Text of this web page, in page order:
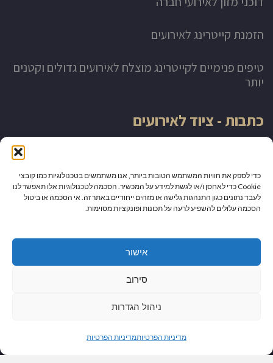
כדי לספק את חוויות המשתמש הטובות ביותר, אנו משתמשים בטכנולוגיות כמו קובצי
Cookie כדי לאחסן ו/או לגשת למידע על המכשיר. הסכמה לטכנולוגיות אלו תאפשר לנו
לעבד נתונים כגון התנהגות גלישה או מזהים ייחודיים באתר זה. אי הסכמה או ביטול
הסכמה עלולים להשפיע לרעה על תכונות ופונקציות מסוימות.
אישור
סירוב
ניהול הגדרות
מדיניות הפרטיותמדיניות הפרטיות
הזמנת קייטרינג לאירועים
טיפים פנימיים לקייטרינג מוצלח לאירועים גדולים וקטנים
יותר
כתבות - ציוד לאירועים
השכרת ציוד לאירועים באשדוד
הטעם המוביל – שניצל בחלה
השכרת ציוד לאירועים בדרום
מדיניות הפרטיות